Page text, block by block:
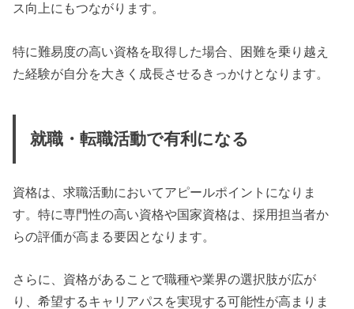
ス向上にもつながります。
特に難易度の高い資格を取得した場合、困難を乗り越え
た経験が自分を大きく成長させるきっかけとなります。
就職・転職活動で有利になる
資格は、求職活動においてアピールポイントになりま
す。特に専門性の高い資格や国家資格は、採用担当者か
らの評価が高まる要因となります。
さらに、資格があることで職種や業界の選択肢が広が
り、希望するキャリアパスを実現する可能性が高まりま